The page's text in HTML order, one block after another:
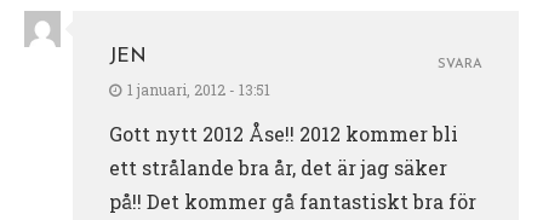
JEN
1 januari, 2012 - 13:51
Gott nytt 2012 Åse!! 2012 kommer bli
ett strålande bra år, det är jag säker
på!! Det kommer gå fantastiskt bra för
SVARA